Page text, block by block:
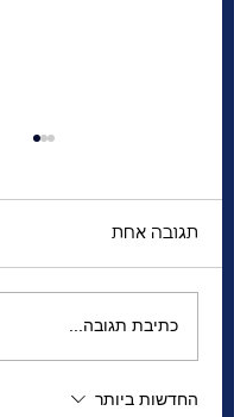
לילה היסטורי
תגובה אחת
כתיבת תגובה...
החדשות ביותר